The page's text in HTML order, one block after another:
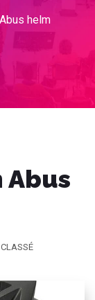
helm
Abus